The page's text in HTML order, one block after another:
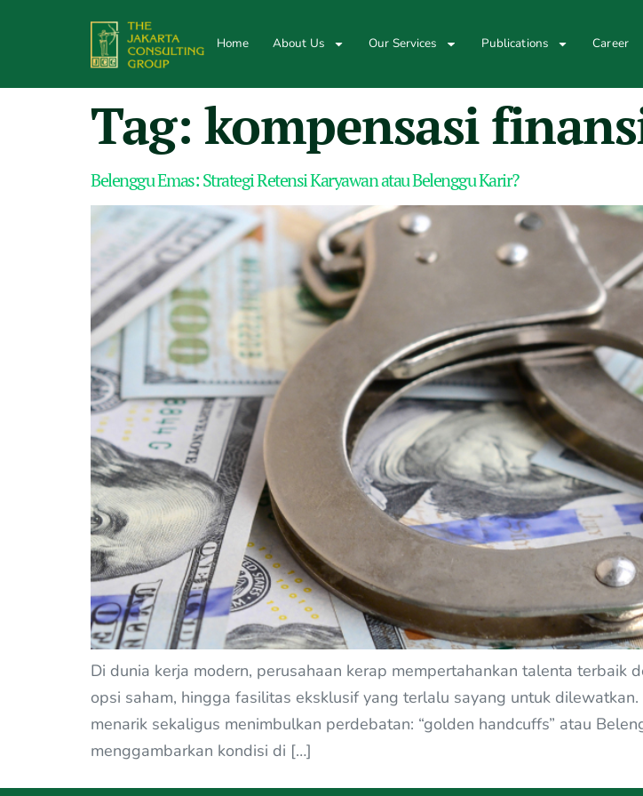
Home About Us Our Services Publications Career
Tag: kompensasi
Belenggu Emas: Strategi Retensi Karyawan atau Belenggu Karir?
Di dunia kerja modern, perusahaan kerap mempertahankan talenta terbaik
opsi saham, hingga fasilitas eksklusif yang terlalu sayang untuk
menarik sekaligus menimbulkan perdebatan: “golden handcuffs” atau
menggambarkan kondisi di […]